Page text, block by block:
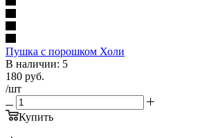
Пушка с порошком Холи
В наличии: 5
180 руб.
/шт
Купить